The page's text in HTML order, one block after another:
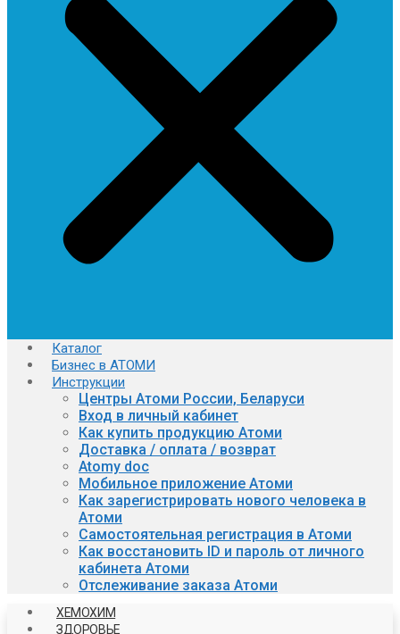
Каталог
Бизнес в АТОМИ
Инструкции
Центры Атоми России, Беларуси
Вход в личный кабинет
Как купить продукцию Атоми
Доставка / оплата / возврат
Atomy doc
Мобильное приложение Атоми
Как зарегистрировать нового человека в
Атоми
Самостоятельная регистрация в Атоми
Как восстановить ID и пароль от личного
кабинета Атоми
Отслеживание заказа Атоми
ХЕМОХИМ
ЗДОРОВЬЕ